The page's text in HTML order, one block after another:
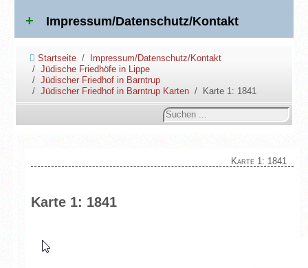
Impressum/Datenschutz/Kontakt
Startseite
Impressum/Datenschutz/Kontakt
Jüdische Friedhöfe in Lippe
Jüdischer Friedhof in Barntrup
Jüdischer Friedhof in Barntrup Karten
Karte 1: 1841
Suchen
...
Karte 1: 1841
Karte 1: 1841